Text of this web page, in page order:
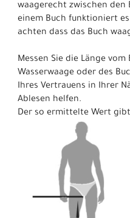
waagerecht zwischen den
einem Buch funktioniert
achten dass das Buch
Messen Sie die Länge
Wasserwaage oder des
Ihres Vertrauens in Ihrer
Ablesen helfen.
Der so ermittelte Wert